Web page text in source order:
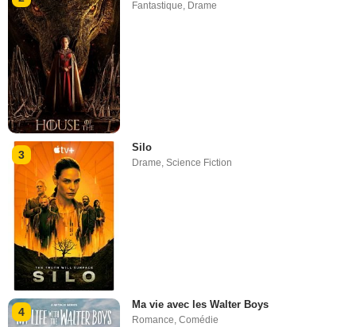
Fantastique, Drame
3
Silo
Drame,Science Fiction
4
Ma vie avec les Walter Boys
Romance,Comédie